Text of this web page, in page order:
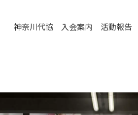
神奈川代協 入会案内 活動報告